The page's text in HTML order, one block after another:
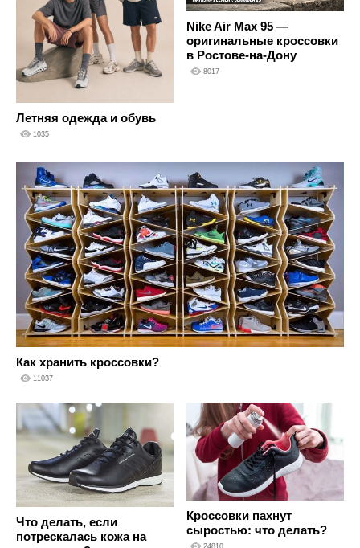
Летняя одежда и обувь
1035
Nike Air Max 95 —
оригинальные кроссовки
в Ростове-на-Дону
8017
Как хранить кроссовки?
11037
Что делать, если
потрескалась кожа на
Кроссовки пахнут
сыростью: что делать?